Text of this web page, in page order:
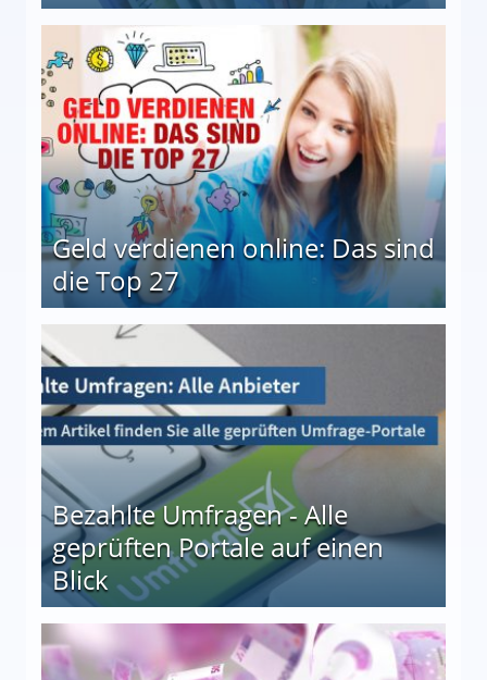
Geld verdienen online: Das sind
die Top 27
Bezahlte Umfragen - Alle
geprüften Portale auf einen
Blick
auf einen Blick